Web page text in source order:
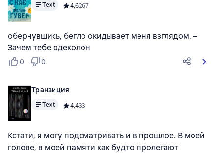
Text Средний рейтинг 4,6 на основе 267 оценок
4,6267
обернувшись, бегло окидывает меня взглядом. –
Зачем тебе одеколон
0 0
Транзиция
Text Средний рейтинг 4,4 на основе 33 оценок
4,433
Кстати, я могу подсматривать и в прошлое. В моей
голове, в моей памяти как будто пролегают